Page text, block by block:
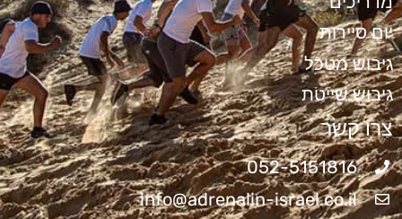
יום סיירות
גיבוש מטכל
גיבוש שייטת
צרו קשר
052-5151816
info@adrenalin-israel.co.il